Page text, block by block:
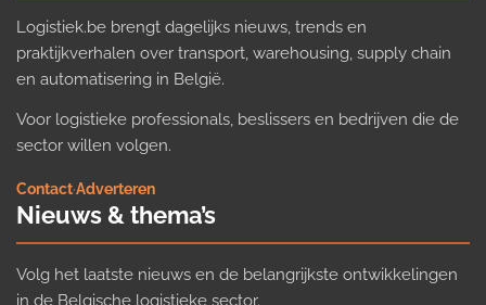
Logistiek.be brengt dagelijks nieuws, trends en
praktijkverhalen over transport, warehousing, supply chain
en automatisering in België.
Voor logistieke professionals, beslissers en bedrijven die de
sector willen volgen.
Contact·Adverteren
Nieuws & thema’s
Volg het laatste nieuws en de belangrijkste ontwikkelingen
in de Belgische logistieke sector.